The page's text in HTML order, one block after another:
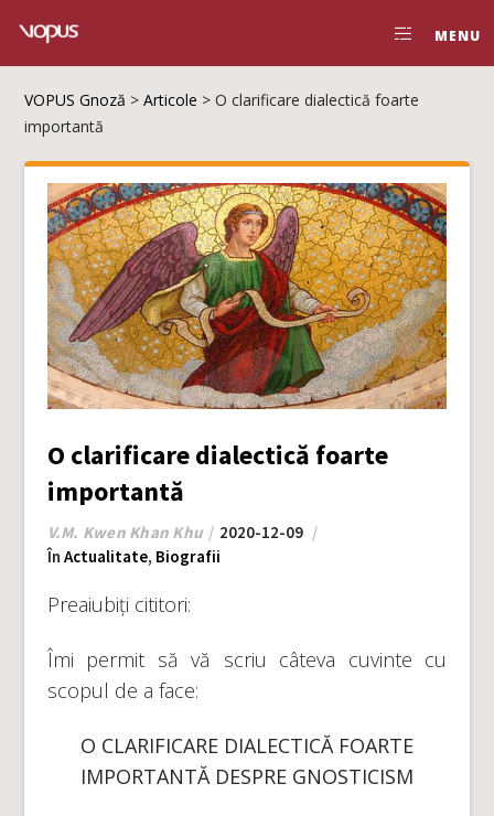
MENU
VOPUS Gnoză >Articole >O clarificare dialectică foarte
importantă
O clarificare dialectică foarte
importantă
V.M. Kwen Khan Khu
2020-12-09
În Actualitate, Biografii
Preaiubiți cititori:
Îmi permit să vă scriu câteva cuvinte cu
scopul de a face:
O CLARIFICARE DIALECTICĂ FOARTE
IMPORTANTĂ DESPRE GNOSTICISM